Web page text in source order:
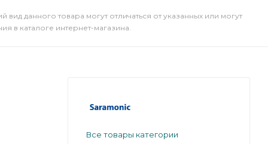
вид данного товара могут отличаться от указанных или могут
в каталоге интернет-магазина.
Все товары категории